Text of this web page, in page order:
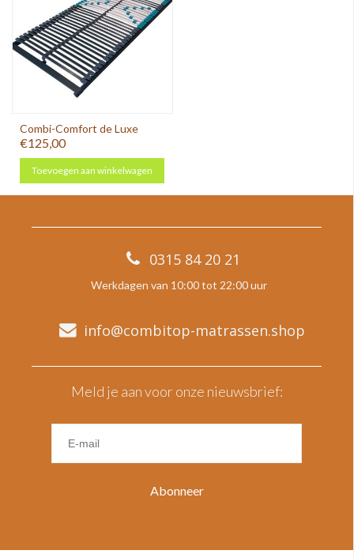
Combi-Comfort de Luxe
€125,00
Toevoegen aan winkelwagen
0315 84 20 21
Werkdagen van 10:00 tot 22:00 uur
info@combitop-matrassen.shop
Meld je aan voor onze nieuwsbrief:
Abonneer